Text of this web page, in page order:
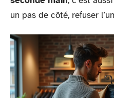
un pas de côté, refuser